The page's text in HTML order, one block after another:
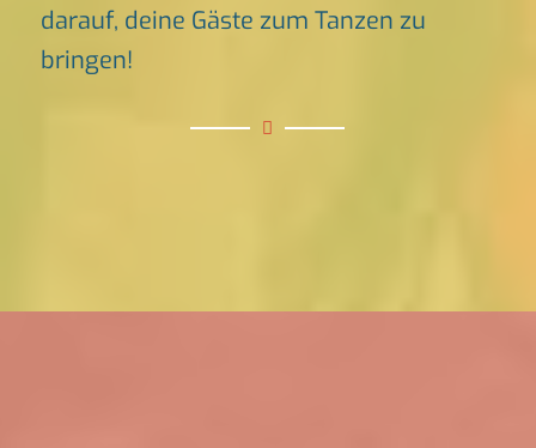
darauf, deine Gäste zum Tanzen zu
bringen!